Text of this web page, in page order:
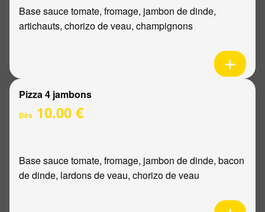
Base sauce tomate, fromage, jambon de dinde,
artichauts, chorizo de veau, champignons
Pizza 4 jambons
Dès 10.00 €
Base sauce tomate, fromage, jambon de dinde, bacon
de dinde, lardons de veau, chorizo de veau